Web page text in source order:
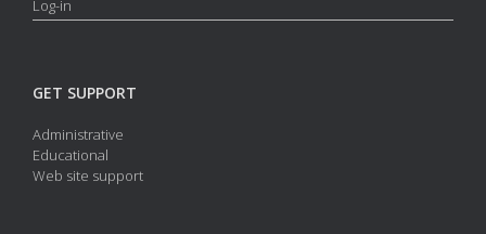
Log-in
GET SUPPORT
Administrative
Educational
Web site support